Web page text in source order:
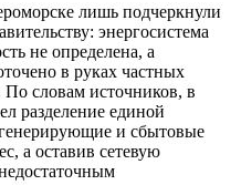
лишь подчеркнули
энергосистема
не определена, а
в руках частных
По словам источников, в
разделение единой
и сбытовые
а оставив сетевую